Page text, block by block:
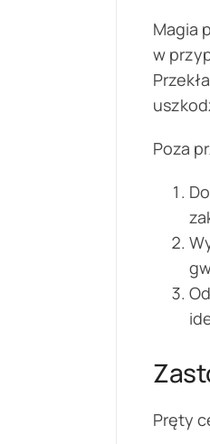
Magia
w
Poza
Pręty